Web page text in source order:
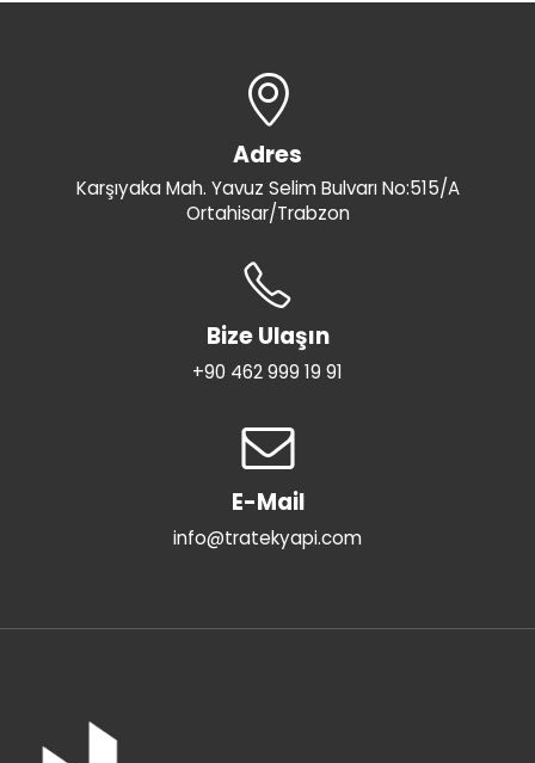
Adres
Karşıyaka Mah. Yavuz Selim Bulvarı No:515/A
Ortahisar/Trabzon
Bize Ulaşın
+90 462 999 19 91
E-Mail
info@tratekyapi.com